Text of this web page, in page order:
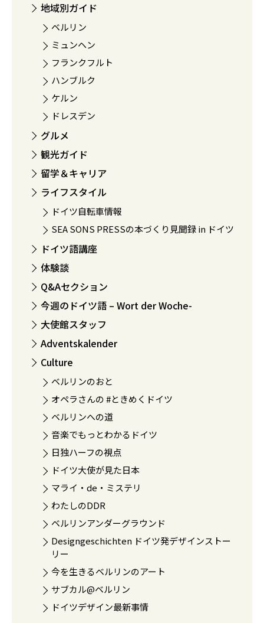
地域別ガイド
ベルリン
ミュンヘン
フランクフルト
ハンブルク
ケルン
ドレスデン
グルメ
観光ガイド
留学＆キャリア
ライフスタイル
ドイツ自転車情報
SEA SONS PRESSの本づくり見聞録 in ドイツ
ドイツ語講座
体験談
Q&Aセクション
今週のドイツ語 – Wort der Woche-
大使館スタッフ
Adventskalender
Culture
ベルリンのおと
オペラさんの #ときめくドイツ
ベルリンへの道
音楽でもっとわかるドイツ
日独ハーフの視点
ドイツ大使が見た日本
マライ・de・ミステリ
わたしのDDR
ベルリンアンダーグラウンド
Designgeschichten ドイツ発デザインストー
リー
今を生きるベルリンのアート
サブカル@ベルリン
ドイツデザイン最新事情